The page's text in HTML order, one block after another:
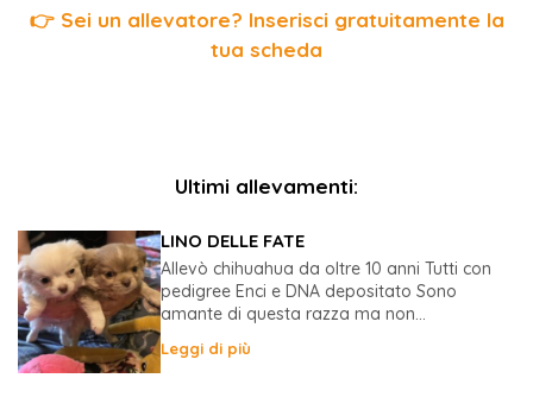
👉 Sei un allevatore? Inserisci gratuitamente la
tua scheda
Ultimi allevamenti:
LINO DELLE FATE
Allevò chihuahua da oltre 10 anni Tutti con
pedigree Enci e DNA depositato Sono
amante di questa razza ma non...
Leggi di più